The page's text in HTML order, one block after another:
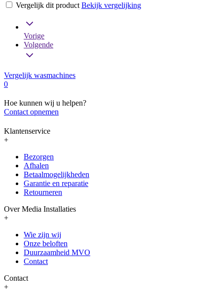
Vergelijk dit product Bekijk vergelijking
Vorige
Volgende
Vergelijk wasmachines
0
Hoe kunnen wij u helpen?
Contact opnemen
Klantenservice
+
Bezorgen
Afhalen
Betaalmogelijkheden
Garantie en reparatie
Retourneren
Over Media Installaties
+
Wie zijn wij
Onze beloften
Duurzaamheid MVO
Contact
Contact
+